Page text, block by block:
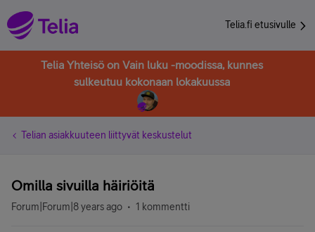
Telia.fi etusivulle
Telia Yhteisö on Vain luku -moodissa, kunnes
sulkeutuu kokonaan lokakuussa
Telian asiakkuuteen liittyvät keskustelut
Omilla sivuilla häiriöitä
Forum|Forum|8 years ago 1 kommentti